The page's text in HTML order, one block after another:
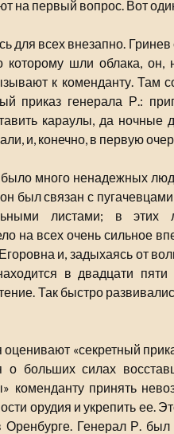
на первый вопрос. Вот
для всех внезапно.
которому шли облака,
к коменданту. Там
приказ генерала Р.:
караулы, да
и, конечно, в первую
много ненадежных
был связан с
листами; в этих
на всех очень сильное
и, задыхаясь от
в двадцати
Так быстро
«секретный
о больших силах
коменданту принять
орудия и укрепить ее.
Оренбурге. Генерал Р.